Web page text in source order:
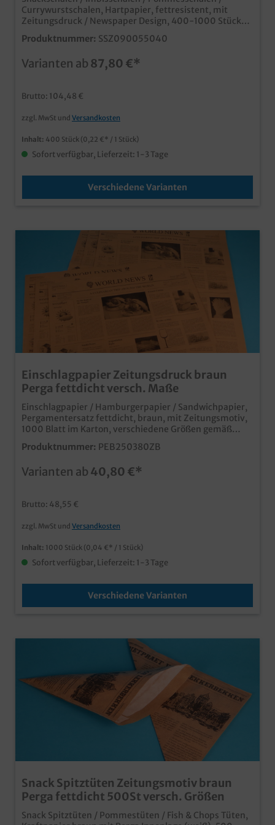
Currywurstschalen, Hartpapier, fettresistent, mit
Zeitungsdruck / Newspaper Design, 400-1000 Stück
im Karton, verschiedene Größen gemäß Auswahl
moderne Snackschalen für den Einsatz in Imbiss und
Currywurst, Fingerfood, usw. aus fettresistentem
Produktnummer: SSZ090055040
Varianten ab 87,80 €*
Brutto: 104,48 €
zzgl. MwSt und Versandkosten
Inhalt: 400 Stück (0,22 €* / 1 Stück)
Sofort verfügbar, Lieferzeit: 1-3 Tage
Verschiedene Varianten
Einschlagpapier Zeitungsdruck braun
Perga fettdicht versch. Maße
Einschlagpapier / Hamburgerpapier / Sandwichpapier,
Pergamentersatz fettdicht, braun, mit Zeitungsmotiv,
1000 Blatt im Karton, verschiedene Größen gemäß
Auswahl praktisches Einschlagpapier im beliebten
braunen Zeitungsdesign aus fettresistenten
Snacks, Fisch und vieles mehr auch individuell
Produktnummer: PEB250380ZB
Varianten ab 40,80 €*
Brutto: 48,55 €
zzgl. MwSt und Versandkosten
Inhalt: 1000 Stück (0,04 €* / 1 Stück)
Sofort verfügbar, Lieferzeit: 1-3 Tage
Verschiedene Varianten
Snack Spitztüten Zeitungsmotiv braun
Perga fettdicht 500St versch. Größen
Snack Spitztüten / Pommestüten / Fish & Chops Tüten,